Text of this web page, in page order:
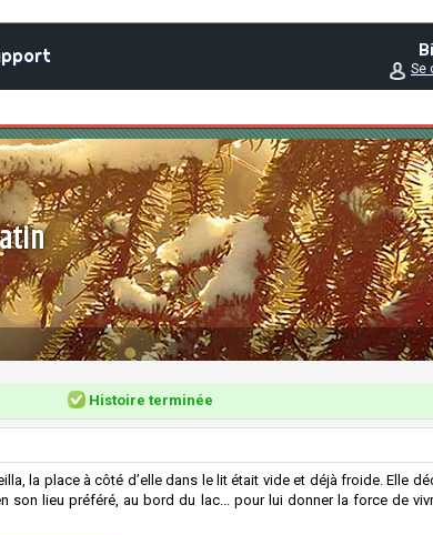
Se
Histoire terminée
la place à côté d’elle dans le lit était vide et déjà froide. Elle
son lieu préféré, au bord du lac... pour lui donner la force de